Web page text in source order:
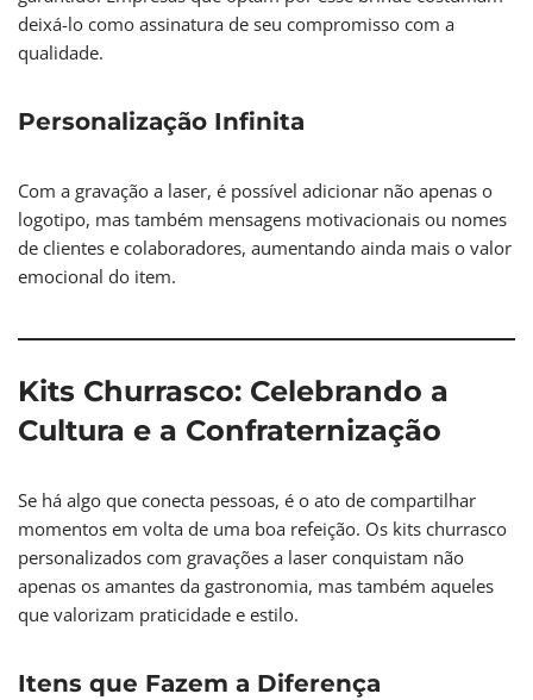
deixá-lo como assinatura de seu compromisso com a
qualidade.
Personalização Infinita
Com a gravação a laser, é possível adicionar não apenas o
logotipo, mas também mensagens motivacionais ou nomes
de clientes e colaboradores, aumentando ainda mais o valor
emocional do item.
Kits Churrasco: Celebrando a
Cultura e a Confraternização
Se há algo que conecta pessoas, é o ato de compartilhar
momentos em volta de uma boa refeição. Os kits churrasco
personalizados com gravações a laser conquistam não
apenas os amantes da gastronomia, mas também aqueles
que valorizam praticidade e estilo.
Itens que Fazem a Diferença